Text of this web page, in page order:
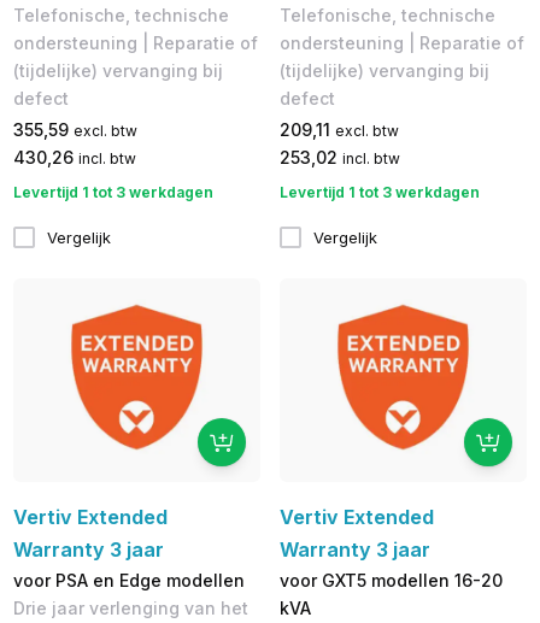
Telefonische, technische
ondersteuning | Reparatie of
(tijdelijke) vervanging bij
defect
355,59 excl. btw
430,26 incl. btw
Levertijd 1 tot 3 werkdagen
Vergelijk
Telefonische, technische
ondersteuning | Reparatie of
(tijdelijke) vervanging bij
defect
209,11 excl. btw
253,02 incl. btw
Levertijd 1 tot 3 werkdagen
Vergelijk
Vertiv Extended
Warranty 3 jaar
voor PSA en Edge modellen
Drie jaar verlenging van het
Vertiv Extended
Warranty 3 jaar
voor GXT5 modellen 16-20
kVA